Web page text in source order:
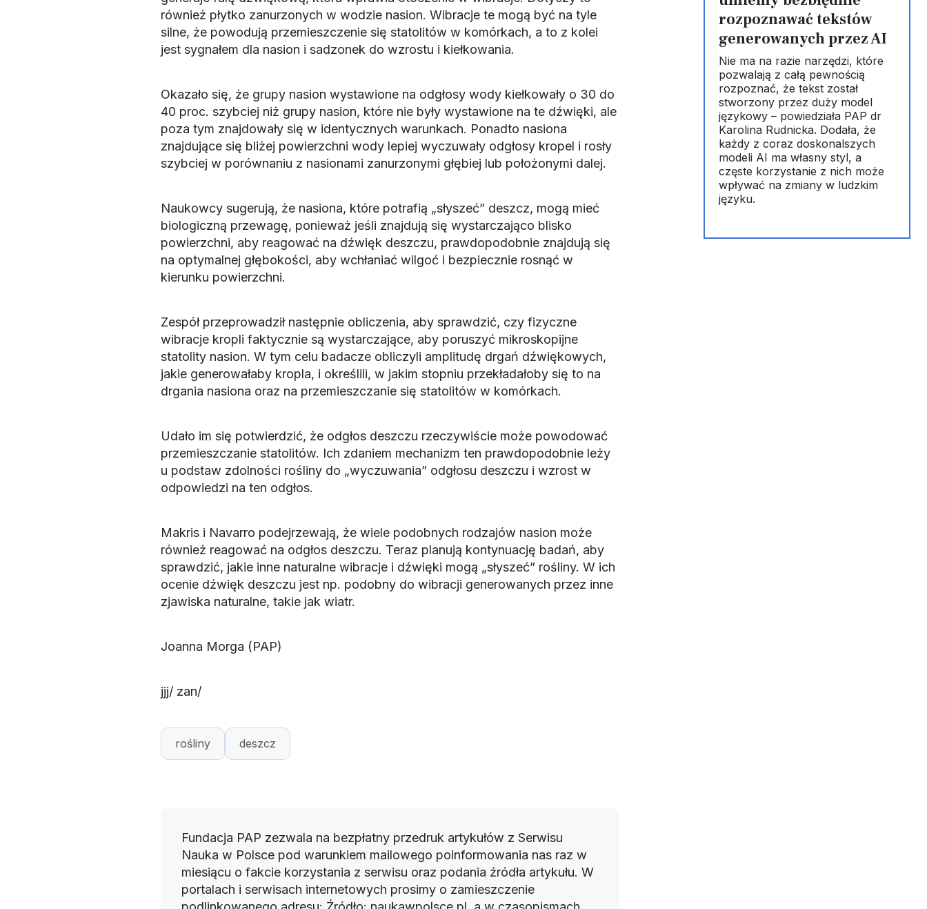
również płytko zanurzonych w wodzie nasion. Wibracje te mogą być na tyle
silne, że powodują przemieszczenie się statolitów w komórkach, a to z kolei
jest sygnałem dla nasion i sadzonek do wzrostu i kiełkowania.
Okazało się, że grupy nasion wystawione na odgłosy wody kiełkowały o 30 do
40 proc. szybciej niż grupy nasion, które nie były wystawione na te dźwięki, ale
poza tym znajdowały się w identycznych warunkach. Ponadto nasiona
znajdujące się bliżej powierzchni wody lepiej wyczuwały odgłosy kropel i rosły
szybciej w porównaniu z nasionami zanurzonymi głębiej lub położonymi dalej.
Naukowcy sugerują, że nasiona, które potrafią „słyszeć” deszcz, mogą mieć
biologiczną przewagę, ponieważ jeśli znajdują się wystarczająco blisko
powierzchni, aby reagować na dźwięk deszczu, prawdopodobnie znajdują się
na optymalnej głębokości, aby wchłaniać wilgoć i bezpiecznie rosnąć w
kierunku powierzchni.
Zespół przeprowadził następnie obliczenia, aby sprawdzić, czy fizyczne
wibracje kropli faktycznie są wystarczające, aby poruszyć mikroskopijne
statolity nasion. W tym celu badacze obliczyli amplitudę drgań dźwiękowych,
jakie generowałaby kropla, i określili, w jakim stopniu przekładałoby się to na
drgania nasiona oraz na przemieszczanie się statolitów w komórkach.
Udało im się potwierdzić, że odgłos deszczu rzeczywiście może powodować
przemieszczanie statolitów. Ich zdaniem mechanizm ten prawdopodobnie leży
u podstaw zdolności rośliny do „wyczuwania” odgłosu deszczu i wzrost w
odpowiedzi na ten odgłos.
Makris i Navarro podejrzewają, że wiele podobnych rodzajów nasion może
również reagować na odgłos deszczu. Teraz planują kontynuację badań, aby
sprawdzić, jakie inne naturalne wibracje i dźwięki mogą „słyszeć” rośliny. W ich
ocenie dźwięk deszczu jest np. podobny do wibracji generowanych przez inne
zjawiska naturalne, takie jak wiatr.
Joanna Morga (PAP)
jjj/ zan/
rośliny deszcz
Fundacja PAP zezwala na bezpłatny przedruk artykułów z Serwisu
Nauka w Polsce pod warunkiem mailowego poinformowania nas raz w
miesiącu o fakcie korzystania z serwisu oraz podania źródła artykułu. W
portalach i serwisach internetowych prosimy o zamieszczenie
rozpoznawać tekstów
generowanych przez AI
Nie ma na razie narzędzi, które
pozwalają z całą pewnością
rozpoznać, że tekst został
stworzony przez duży model
językowy – powiedziała PAP dr
Karolina Rudnicka. Dodała, że
każdy z coraz doskonalszych
modeli AI ma własny styl, a
częste korzystanie z nich może
wpływać na zmiany w ludzkim
języku.